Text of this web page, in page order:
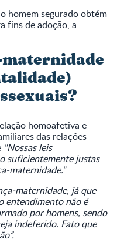
homem segurado obtém
fins de adoção, a
maternidade
homoafetiva e
das relações
"Nossas leis
suficientemente justas
maternidade."
maternidade, já que
entendimento não é
por homens, sendo
indeferido. Fato que